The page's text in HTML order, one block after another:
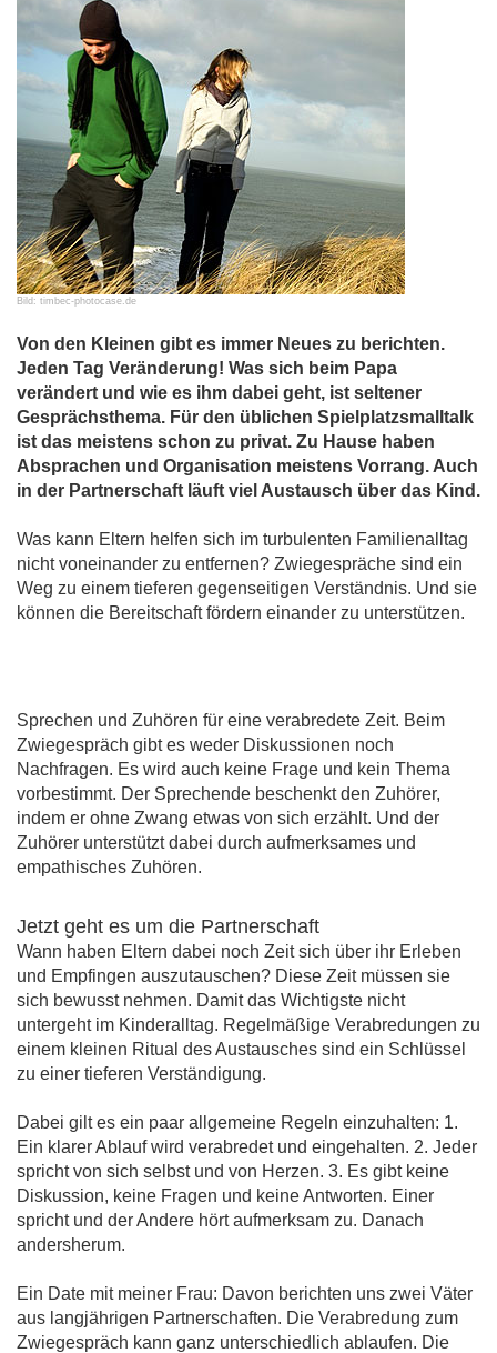
Bild: timbec-photocase.de
Von den Kleinen gibt es immer Neues zu berichten.
Jeden Tag Veränderung! Was sich beim Papa
verändert und wie es ihm dabei geht, ist seltener
Gesprächsthema. Für den üblichen Spielplatzsmalltalk
ist das meistens schon zu privat. Zu Hause haben
Absprachen und Organisation meistens Vorrang. Auch
in der Partnerschaft läuft viel Austausch über das Kind.
Was kann Eltern helfen sich im turbulenten Familienalltag
nicht voneinander zu entfernen? Zwiegespräche sind ein
Weg zu einem tieferen gegenseitigen Verständnis. Und sie
können die Bereitschaft fördern einander zu unterstützen.
Sprechen und Zuhören für eine verabredete Zeit. Beim
Zwiegespräch gibt es weder Diskussionen noch
Nachfragen. Es wird auch keine Frage und kein Thema
vorbestimmt. Der Sprechende beschenkt den Zuhörer,
indem er ohne Zwang etwas von sich erzählt. Und der
Zuhörer unterstützt dabei durch aufmerksames und
empathisches Zuhören.
Jetzt geht es um die Partnerschaft
Wann haben Eltern dabei noch Zeit sich über ihr Erleben
und Empfingen auszutauschen? Diese Zeit müssen sie
sich bewusst nehmen. Damit das Wichtigste nicht
untergeht im Kinderalltag. Regelmäßige Verabredungen zu
einem kleinen Ritual des Austausches sind ein Schlüssel
zu einer tieferen Verständigung.
Dabei gilt es ein paar allgemeine Regeln einzuhalten: 1.
Ein klarer Ablauf wird verabredet und eingehalten. 2. Jeder
spricht von sich selbst und von Herzen. 3. Es gibt keine
Diskussion, keine Fragen und keine Antworten. Einer
spricht und der Andere hört aufmerksam zu. Danach
andersherum.
Ein Date mit meiner Frau: Davon berichten uns zwei Väter
aus langjährigen Partnerschaften. Die Verabredung zum
Zwiegespräch kann ganz unterschiedlich ablaufen. Die